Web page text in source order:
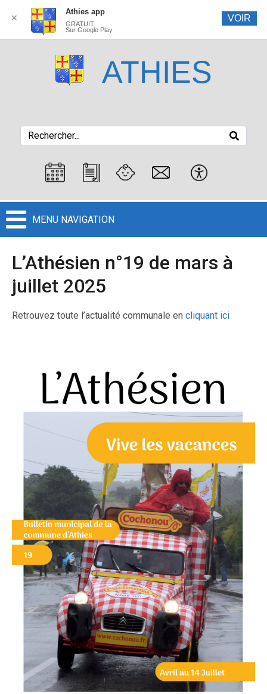
ATHIES
MENU NAVIGATION
L’Athésien n°19 de mars à
juillet 2025
Retrouvez toute l’actualité communale en cliquant ici
✕
Athies app
GRATUIT
Sur Google Play
VOIR